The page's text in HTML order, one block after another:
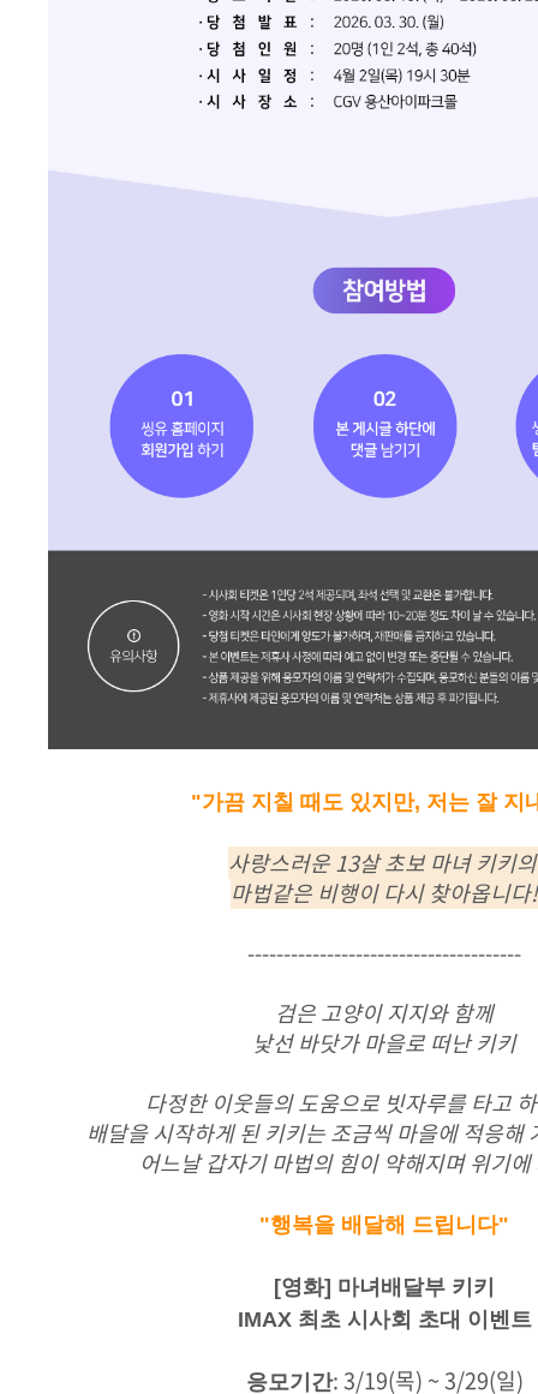
"가끔 지칠 때도 있지만, 저는 잘 지
사랑스러운 13살 초보 마녀 키키
마법같은 비행이 다시 찾아옵니다!
--------------------------------------
검은 고양이 지지와 함께
낯선 바닷가 마을로 떠난 키키
다정한 이웃들의 도움으로 빗자루를 타고
배달을 시작하게 된 키키는 조금씩 마을에 적응해
어느날 갑자기 마법의 힘이 약해지며 위기
"행복을 배달해 드립니다"
[영화] 마녀배달부 키키
IMAX 최초 시사회 초대 이벤트
응모기간: 3/19(목) ~ 3/29(일)